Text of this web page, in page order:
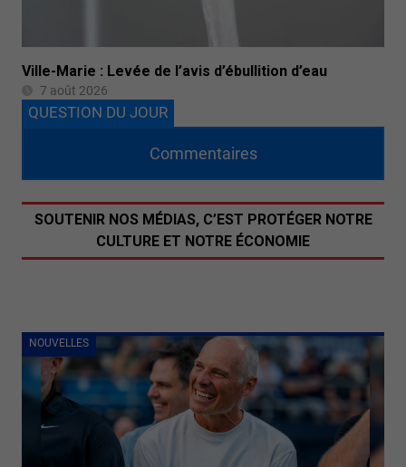
Ville-Marie : Levée de l’avis d’ébullition d’eau
7 août 2026
NOUVELLES
QUESTION DU JOUR
Commentaires
SOUTENIR NOS MÉDIAS, C’EST PROTÉGER NOTRE
CULTURE ET NOTRE ÉCONOMIE